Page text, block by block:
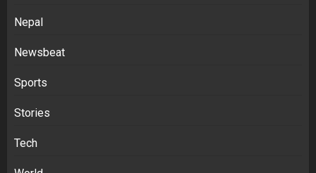
Nepal
Newsbeat
Sports
Stories
Tech